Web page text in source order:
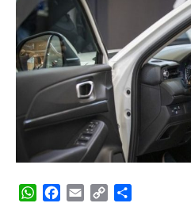
WhatsApp
Facebook
Email Copy